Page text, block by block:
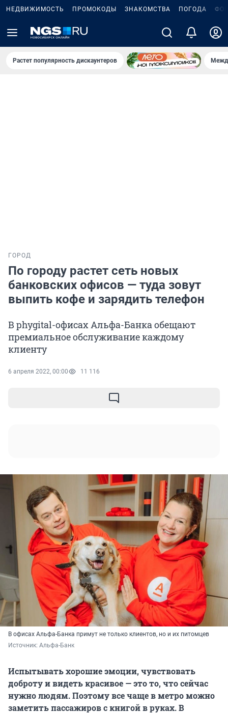
НЕДВИЖИМОСТЬ ПРОМОКОДЫ ЗНАКОМСТВА ПОГОДА
Растет популярность дискаунтеров
ГОРОД
По городу растет сеть новых
банковских офисов — туда зовут
выпить кофе и зарядить телефон
В phygital-офисах Альфа-Банка обещают
премиальное обслуживание каждому
клиенту
6 апреля 2022, 00:00 11 116
В офисах Альфа-Банка примут не только клиентов, но и их питомцев
Источник: Альфа-Банк
Испытывать хорошие эмоции, чувствовать
доброту и видеть красивое — это то, что сейчас
нужно людям. Поэтому все чаще в метро можно
заметить пассажиров с книгой в руках. В